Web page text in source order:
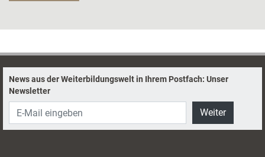
News aus der Weiterbildungswelt in Ihrem Postfach: Unser
Newsletter
Weiter